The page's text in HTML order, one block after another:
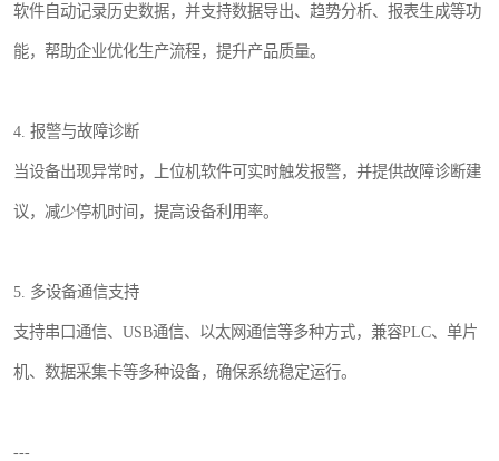
软件自动记录历史数据，并支持数据导出、趋势分析、报表生成等功
能，帮助企业优化生产流程，提升产品质量。
4. 报警与故障诊断
当设备出现异常时，上位机软件可实时触发报警，并提供故障诊断建
议，减少停机时间，提高设备利用率。
5. 多设备通信支持
支持串口通信、USB通信、以太网通信等多种方式，兼容PLC、单片
机、数据采集卡等多种设备，确保系统稳定运行。
---